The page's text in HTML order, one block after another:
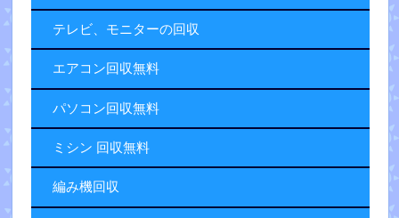
テレビ、モニターの回収
エアコン回収無料
パソコン回収無料
ミシン 回収無料
編み機回収